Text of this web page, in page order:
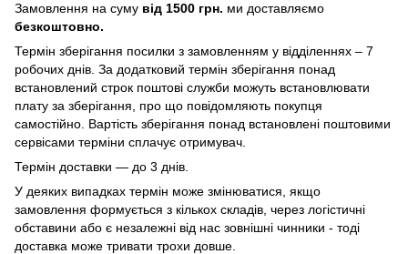
Замовлення на суму від 1500 грн. ми доставляємо
безкоштовно.
Термін зберігання посилки з замовленням у відділеннях – 7
робочих днів. За додатковий термін зберігання понад
встановлений строк поштові служби можуть встановлювати
плату за зберігання, про що повідомляють покупця
самостійно. Вартість зберігання понад вcтановлені поштовими
сервісами терміни сплачує отримувач.
Термін доставки — до 3 днів.
У деяких випадках термін може змінюватися, якщо
замовлення формується з кількох складів, через логістичні
обставини або є незалежні від нас зовнішні чинники - тоді
доставка може тривати трохи довше.